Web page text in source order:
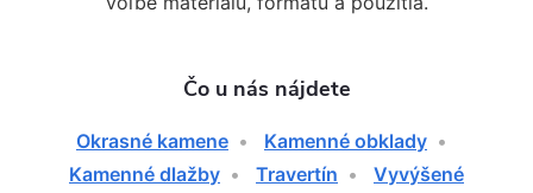
Čo u nás nájdete
Okrasné kamene • Kamenné obklady •
Kamenné dlažby • Travertín •
Vyvýšené